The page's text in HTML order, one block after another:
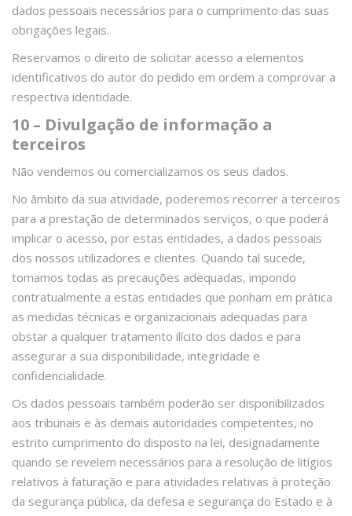
dados pessoais necessários para o cumprimento das suas
obrigações legais.
Reservamos o direito de solicitar acesso a elementos
identificativos do autor do pedido em ordem a comprovar a
respectiva identidade.
10 – Divulgação de informação a
terceiros
Não vendemos ou comercializamos os seus dados.
No âmbito da sua atividade, poderemos recorrer a terceiros
para a prestação de determinados serviços, o que poderá
implicar o acesso, por estas entidades, a dados pessoais
dos nossos utilizadores e clientes. Quando tal sucede,
tomamos todas as precauções adequadas, impondo
contratualmente a estas entidades que ponham em prática
as medidas técnicas e organizacionais adequadas para
obstar a qualquer tratamento ilícito dos dados e para
assegurar a sua disponibilidade, integridade e
confidencialidade.
Os dados pessoais também poderão ser disponibilizados
aos tribunais e às demais autoridades competentes, no
estrito cumprimento do disposto na lei, designadamente
quando se revelem necessários para a resolução de litígios
relativos à faturação e para atividades relativas à proteção
da segurança pública, da defesa e segurança do Estado e à